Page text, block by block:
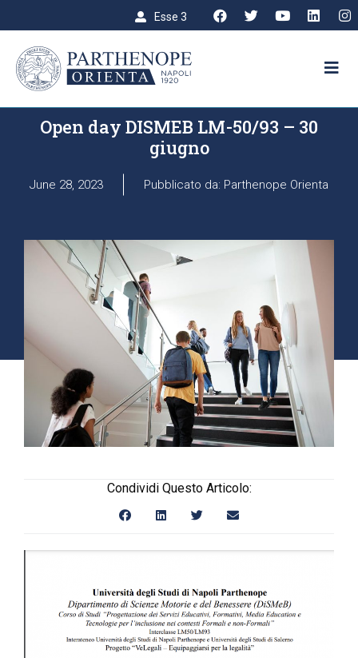
Esse 3
UNIVERSITÀ DEGLI STUDI DI NAPOLI PARTHENOPE
Open day DISMEB LM-50/93 – 30
giugno
June 28, 2023 Pubblicato da: Parthenope Orienta
Condividi Questo Articolo: